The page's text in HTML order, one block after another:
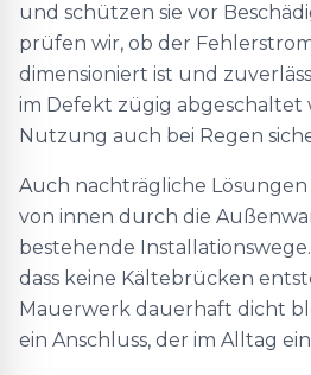
und schützen sie vor
prüfen wir, ob der
dimensioniert ist und
im Defekt zügig abgeschaltet
Nutzung auch bei Regen
Auch nachträgliche
von innen durch die
bestehende
dass keine Kältebrücken
Mauerwerk dauerhaft dicht
ein Anschluss, der im Alltag